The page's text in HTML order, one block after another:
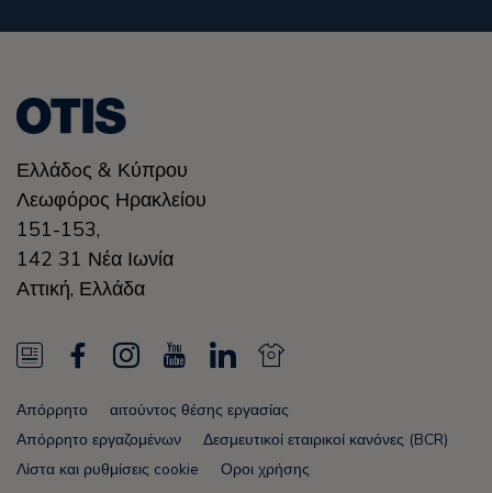
Ελλάδoς & Κύπρου
Λεωφόρος Ηρακλείου
151-153,
142 31 Νέα Ιωνία
Αττική, Ελλάδα
N
e
w
s
c
e
I
n
s
t
o
T
L
n
k
N
w
s
Απόρρητο
αιτούντος θέσης εργασίας
Απόρρητο εργαζομένων
Δεσμευτικοί εταιρικοί κανόνες (BCR)
Λίστα και ρυθμίσεις cookie
Οροι χρήσης